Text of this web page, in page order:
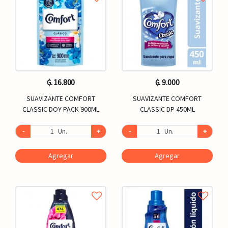
₲. 16.800
SUAVIZANTE COMFORT
CLASSIC DOY PACK 900ML
- Un. +
Agregar
₲. 9.000
SUAVIZANTE COMFORT
CLASSIC DP 450ML
- Un. +
Agregar